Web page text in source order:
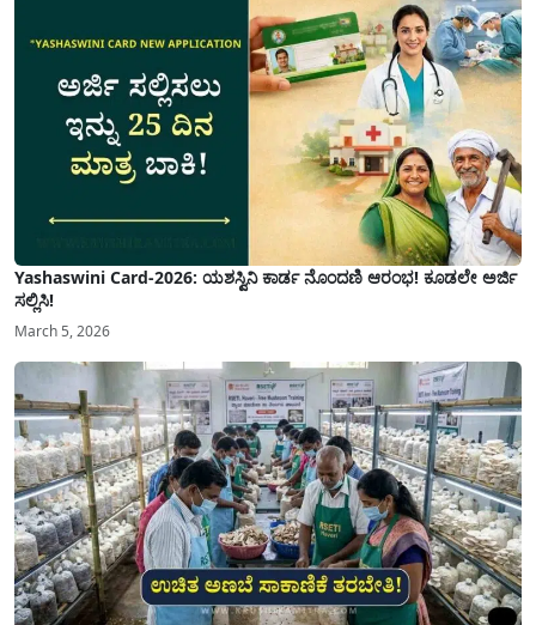
Yashaswini Card-2026: ಯಶಸ್ವಿನಿ ಕಾರ್ಡ ನೊಂದಣಿ ಆರಂಭ! ಕೂಡಲೇ ಅರ್ಜಿ
ಸಲ್ಲಿಸಿ!
March 5, 2026